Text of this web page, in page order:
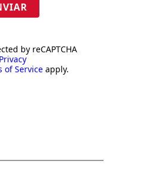
by reCAPTCHA
Privacy
of Service apply.